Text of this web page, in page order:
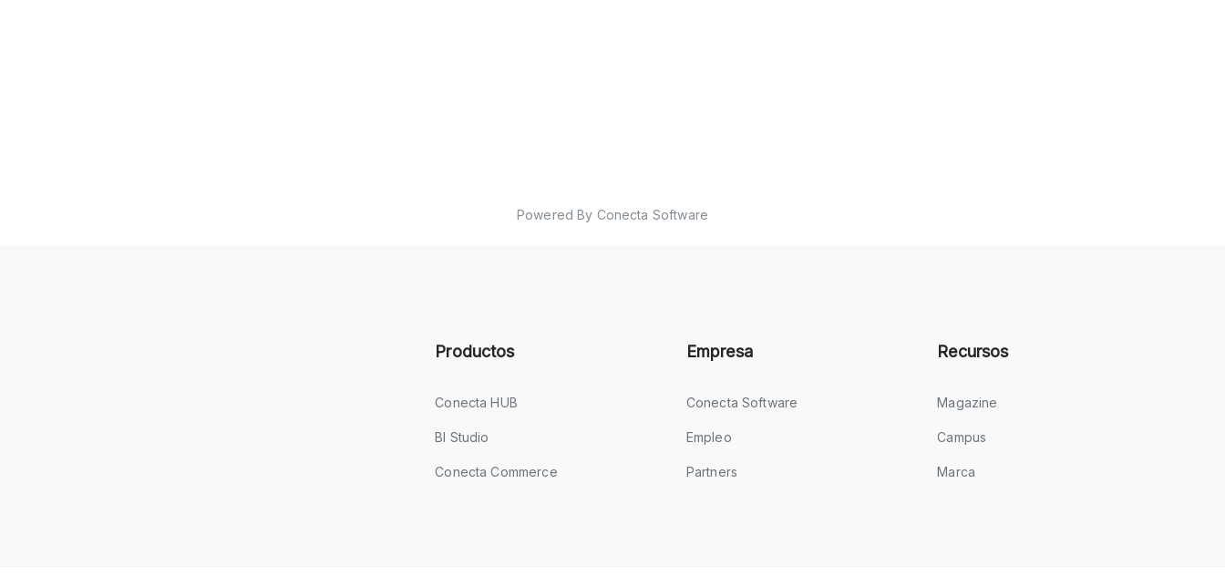
Powered By Conecta Software
Productos
Conecta HUB
BI Studio
Conecta Commerce
Empresa
Conecta Software
Empleo
Partners
Recursos
Magazine
Campus
Marca